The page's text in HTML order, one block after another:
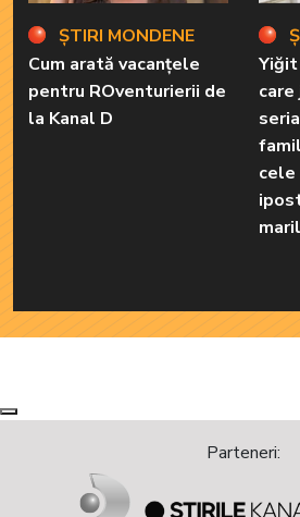
ȘTIRI MONDENE
Cum arată vacanțele
pentru ROventurierii de
la Kanal D
cele
Next
Previous
Parteneri: